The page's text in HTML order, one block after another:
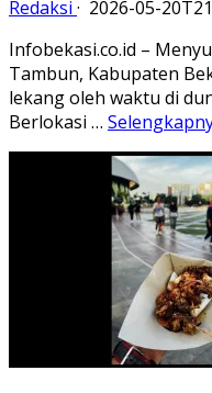
Redaksi · 2026-05-
Infobekasi.co.id –
Tambun, Kabupaten
lekang oleh waktu di
Berlokasi …